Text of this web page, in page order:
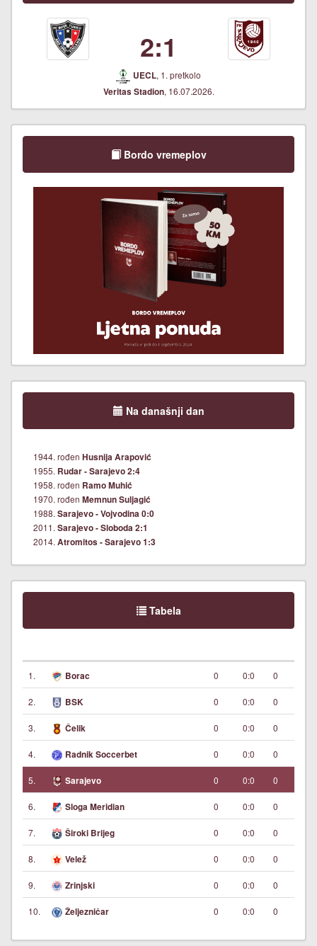
2:1
UECL, 1. pretkolo
Veritas Stadion, 16.07.2026.
Bordo vremeplov
Na današnji dan
1944. rođen Husnija Arapović
1955. Rudar - Sarajevo 2:4
1958. rođen Ramo Muhić
1970. rođen Memnun Suljagić
1988. Sarajevo - Vojvodina 0:0
2011. Sarajevo - Sloboda 2:1
2014. Atromitos - Sarajevo 1:3
Tabela
1. Borac 0 0:0 0
2. BSK 0 0:0 0
3. Čelik 0 0:0 0
4. Radnik Soccerbet 0 0:0 0
5. Sarajevo 0 0:0 0
6. Sloga Meridian 0 0:0 0
7. Široki Brijeg 0 0:0 0
8. Velež 0 0:0 0
9. Zrinjski 0 0:0 0
10. Željezničar 0 0:0 0